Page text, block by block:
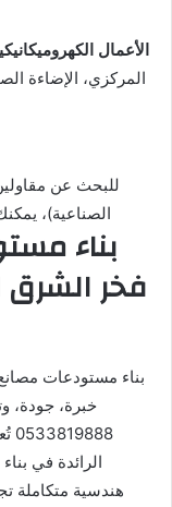
الأعمال
المركزي، الإضاءة
للبحث عن
الصناعية)، يمكنك
بناء
فخر الشرق
بناء مستودعات
خبرة، جودة،
الرائدة في
هندسية متكاملة